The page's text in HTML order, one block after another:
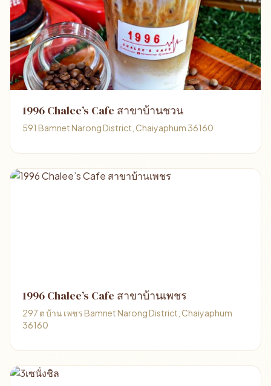
1996 Chalee’s Cafe สาขาบ้านชวน
591 Bamnet Narong District, Chaiyaphum 36160
1996 Chalee’s Cafe สาขาบ้านเพชร
297 ต บ้าน เพชร Bamnet Narong District, Chaiyaphum
36160